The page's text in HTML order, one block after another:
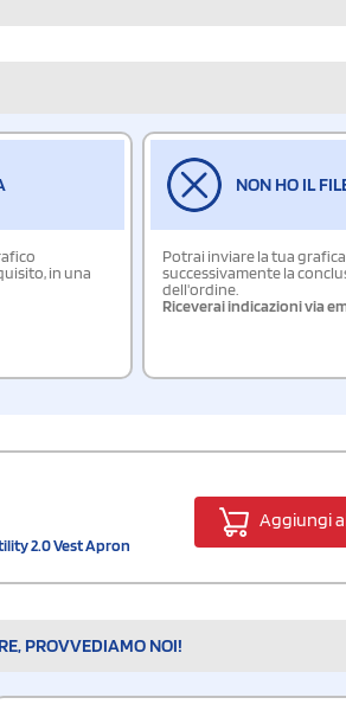
in una
NON HO IL
Potrai inviare la tua grafica
successivamente la
dell'ordine.
Riceverai indicazioni via
2.0 Vest Apron
Aggiungi
PROVVEDIAMO NOI!